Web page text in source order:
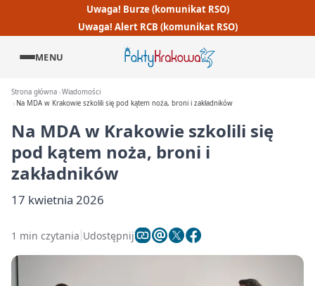
Uwaga! Burze (komunikat RSO)
Uwaga! Alert RCB (komunikat RSO)
MENU
Strona główna Wiadomości
Na MDA w Krakowie szkolili się pod kątem noża, broni i zakładników
Na MDA w Krakowie szkolili się
pod kątem noża, broni i
zakładników
17 kwietnia 2026
1 min czytania Udostępnij